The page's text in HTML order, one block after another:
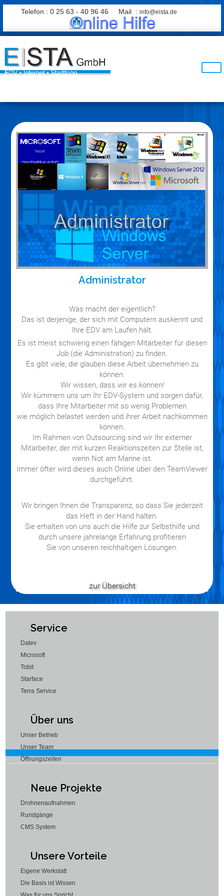
Telefon : 0 25 63 - 40 96 46 Mail : info@eista.de
Administrator
Was macht der eigentlich?
Das ist derjenige, der sich mit Computern auskennt und
Ihre EDV am Laufen hält.
Es ist meist schwierig einen fähigen Mitarbeiter für diesen
Job (die Administration) zu finden.
Es gibt viele, die glauben diese Arbeit übernehmen zu
können.
Wir wissen, dass wir es können!
Wir kümmern uns um Ihr EDV-System und sorgen dafür,
dass Ihre Mitarbeiter mit so wenig Problemen
wie möglich belastet werden und ihrer Arbeit nachkommen
können.
Im Rahmen von Outsourcing sind wir Ihr externer
Mitarbeiter, der mit kurzen Reaktionszeiten zur Stelle ist,
wenn Not am Manne ist.
Immer öfter wird dieses auch Online über den TeamViewer
durchgeführt.
Wir bringen Ihnen die Transparenz, so dass Sie jederzeit
das Heft in der Hand halten.
Sie erhalten von uns auch die Hilfe zur Selbsthilfe und
durch unsere jahrelange Erfahrung profitieren
Sie von unseren reichhaltigen Lösungen.
zur Übersicht
Service
Datev
Microsoft
Tobit
Starface
Terra Service
Über uns
Unser Betrieb
Unser Team
Öffnungszeiten
Neue Projekte
Drohnenaufnahmen
Rundgänge
CMS System
Unsere Vorteile
Eigene Werkstatt
Die Basis ist Wissen